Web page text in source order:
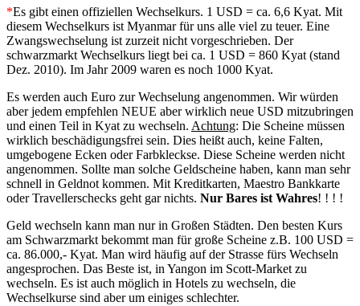
*Es gibt einen offiziellen Wechselkurs. 1 USD = ca. 6,6 Kyat. Mit
diesem Wechselkurs ist Myanmar für uns alle viel zu teuer. Eine
Zwangswechselung ist zurzeit nicht vorgeschrieben. Der
schwarzmarkt Wechselkurs liegt bei ca. 1 USD = 860 Kyat (stand
Dez. 2010). Im Jahr 2009 waren es noch 1000 Kyat.
Es werden auch Euro zur Wechselung angenommen. Wir würden
aber jedem empfehlen NEUE aber wirklich neue USD mitzubringen
und einen Teil in Kyat zu wechseln. Achtung: Die Scheine müssen
wirklich beschädigungsfrei sein. Dies heißt auch, keine Falten,
umgebogene Ecken oder Farbkleckse. Diese Scheine werden nicht
angenommen. Sollte man solche Geldscheine haben, kann man sehr
schnell in Geldnot kommen. Mit Kreditkarten, Maestro Bankkarte
oder Travellerschecks geht gar nichts. Nur Bares ist Wahres! ! ! !
Geld wechseln kann man nur in Großen Städten. Den besten Kurs
am Schwarzmarkt bekommt man für große Scheine z.B. 100 USD =
ca. 86.000,- Kyat. Man wird häufig auf der Strasse fürs Wechseln
angesprochen. Das Beste ist, in Yangon im Scott-Market zu
wechseln. Es ist auch möglich in Hotels zu wechseln, die
Wechselkurse sind aber um einiges schlechter.